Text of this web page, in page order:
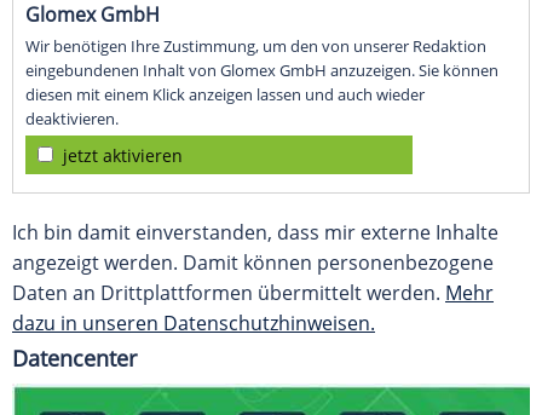
Glomex GmbH
Wir benötigen Ihre Zustimmung, um den von unserer Redaktion
eingebundenen Inhalt von Glomex GmbH anzuzeigen. Sie können
diesen mit einem Klick anzeigen lassen und auch wieder
deaktivieren.
jetzt aktivieren
Ich bin damit einverstanden, dass mir externe Inhalte
angezeigt werden. Damit können personenbezogene
Daten an Drittplattformen übermittelt werden. Mehr
dazu in unseren Datenschutzhinweisen.
Datencenter